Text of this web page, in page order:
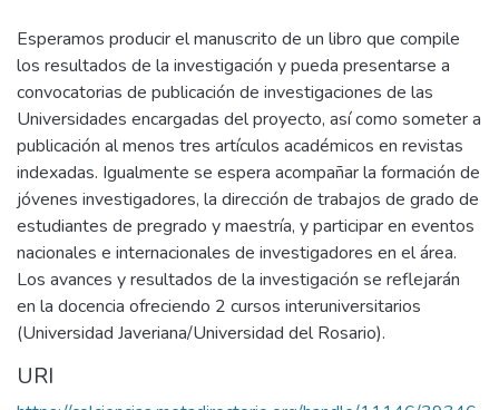
Esperamos producir el manuscrito de un libro que compile
los resultados de la investigación y pueda presentarse a
convocatorias de publicación de investigaciones de las
Universidades encargadas del proyecto, así como someter a
publicación al menos tres artículos académicos en revistas
indexadas. Igualmente se espera acompañar la formación de
jóvenes investigadores, la dirección de trabajos de grado de
estudiantes de pregrado y maestría, y participar en eventos
nacionales e internacionales de investigadores en el área.
Los avances y resultados de la investigación se reflejarán
en la docencia ofreciendo 2 cursos interuniversitarios
(Universidad Javeriana/Universidad del Rosario).
URI